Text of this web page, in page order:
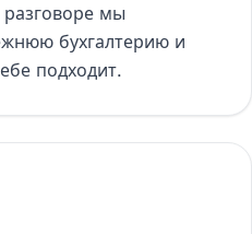
мы
бухгалтерию и
подходит.